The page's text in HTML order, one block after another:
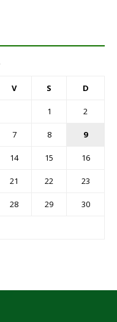
V S D
1 2
7 8 9
14 15 16
21 22 23
28 29 30